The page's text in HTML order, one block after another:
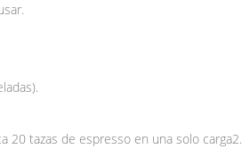
20 tazas de espresso en una solo carga2.